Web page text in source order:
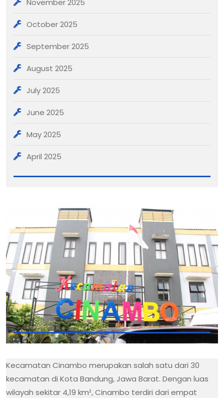
November 2025
October 2025
September 2025
August 2025
July 2025
June 2025
May 2025
April 2025
Kecamatan Cinambo merupakan salah satu dari 30
kecamatan di Kota Bandung, Jawa Barat. Dengan luas
wilayah sekitar 4,19 km², Cinambo terdiri dari empat